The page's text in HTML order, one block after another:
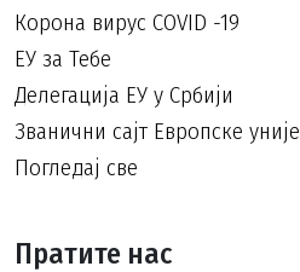
Корона вирус COVID -19
ЕУ за Тебе
Делегација ЕУ у Србији
Званични сајт Европске уније
Погледај све
Пратите нас